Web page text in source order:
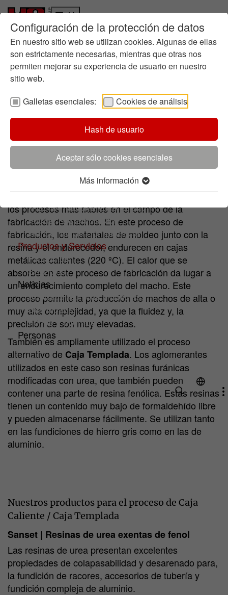
Configuración de la protección de datos
En nuestro sitio web se utilizan cookies. Algunas de ellas
son estrictamente necesarias, mientras que otras nos
permiten mejorar su experiencia de usuario en nuestro
sitio web.
Galletas esenciales:
Cookies de análisis
Hash de usuario
Aceptar sólo cookies esenciales
Más información
Ir a la página principal
Skip to page footer
Quiénes somos
Historia
Gestión empresarial
Química en la fundición
Dónde estamos
Informes
Ruta hacia la Sostenibilidad
Gestión Medioambiental
Certificados
Iniciativas
Proceso de Innovación
I+D: HA Ilarduya y HA Group
Focus: Sostenibilidad
HA Centro de Competencia
Productos y Servicios
Productos
Servicios
Noticias
Artículos técnicos y noticias
Downloads
Ferias y eventos
Personas
¿Por qué HA Ilarduya?
Trabaja con Nosotros
Caja Caliente / Caja Templada
Gama de productos Contacto
Resinas Caja Caliente para todas las
El proceso tradicional deCaja Calientees uno de
los procesos más fiables en el campo de la
fabricación de machos. En este proceso de
fabricación, los materiales de moldeo junto con la
resina y el endurecedor, endurecen en cajas
metálicas calientes (220 ºC). El calor que se
absorbe en este proceso de fabricación da lugar a
un endurecimiento completo del macho. Este
proceso permite la producción de machos de alta o
muy alta complejidad, ya que la fluidez y, la
precisión de son muy elevadas.
También es ampliamente utilizado el proceso
alternativo de Caja Templada. Los aglomerantes
utilizados en este caso son resinas furánicas
modificadas con urea, que también pueden
contener una parte de resina fenólica. Estas resinas
tienen un contenido muy bajo de formaldehído libre
y pueden almacenarse fácilmente. Se utilizan tanto
en las fundiciones de hierro gris como en las de
aluminio.
Nuestros productos para el proceso de Caja
Caliente / Caja Templada
Sanset | Resinas de urea exentas de fenol
Las resinas de urea presentan excelentes
propiedades de colapasabilidad y desarenado para,
la fundición de racores, accesorios de tubería y
fundición compleja de aluminio.